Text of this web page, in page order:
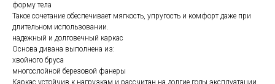
форму тела
Такое сочетание обеспечивает мягкость, упругость и комфорт даже при
длительном использовании.
надежный и долговечный каркас
Основа дивана выполнена из:
хвойного бруса
многослойной березовой фанеры